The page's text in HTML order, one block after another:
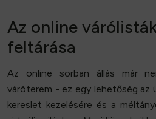
Az online
feltárása
Az online sorban állás már
váróterem - ez egy lehetőség az
kereslet kezelésére és a